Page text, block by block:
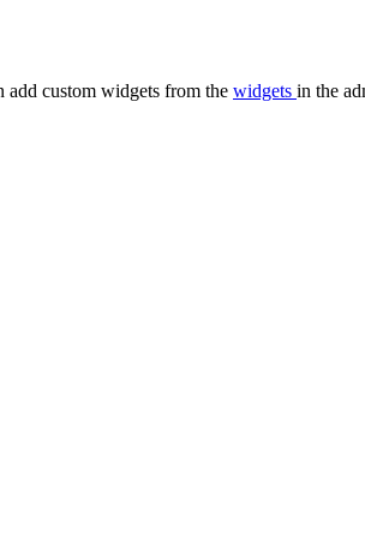
add custom widgets from the widgets in the